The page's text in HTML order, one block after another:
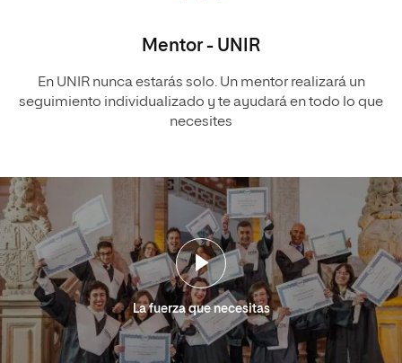
Mentor - UNIR
En UNIR nunca estarás solo. Un mentor realizará un
seguimiento individualizado y te ayudará en todo lo que
necesites
La fuerza que necesitas